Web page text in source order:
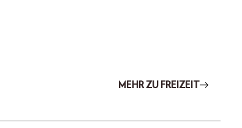
MEHR ZU FREIZEIT